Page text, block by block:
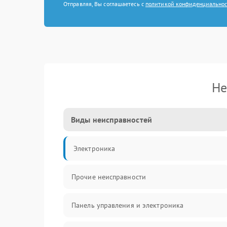
Отправляя, Вы соглашаетесь с политикой
Виды неисправностей
Электроника
Прочие неисправности
Панель управления и электроника